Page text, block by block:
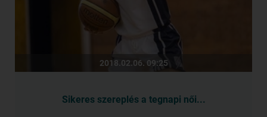
2018.02.06. 09:25
Sikeres szereplés a tegnapi női...